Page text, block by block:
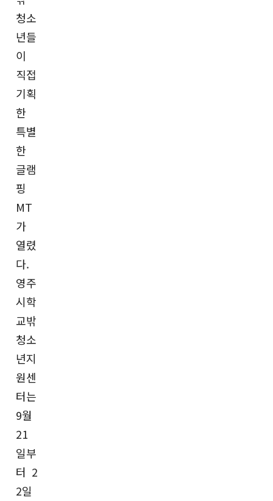
청소
년들
이
직접
기획
한
특별
한
글램
핑
MT
가
열렸
다.
영주
시학
교밖
청소
년지
원센
터는
9월
21
일부
터 2
2일